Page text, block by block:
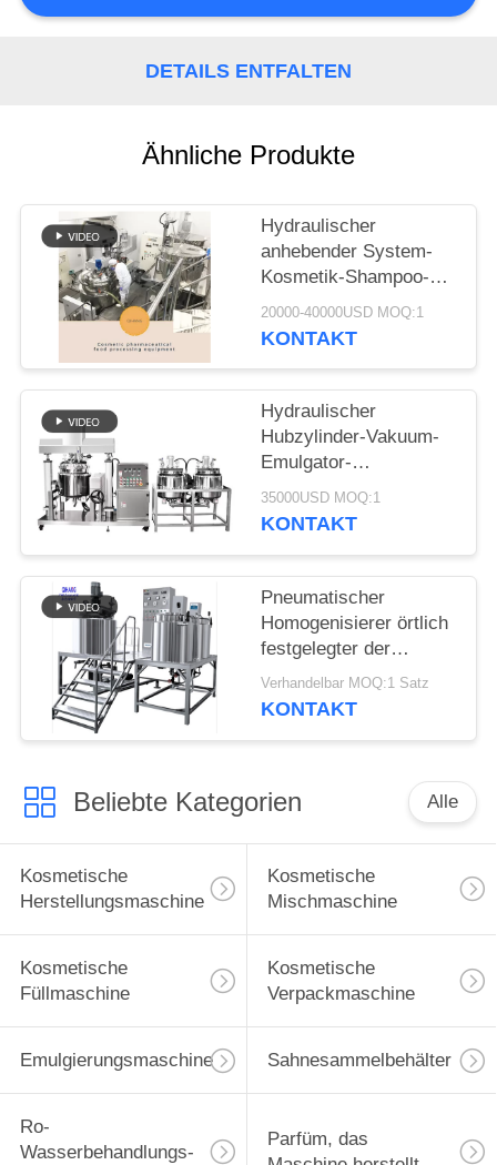
ZITAT
SITEMAP
PRIVACY
POLICY
DETAILS ENTFALTEN
Ähnliche Produkte
Hydraulischer
anhebender System-
Kosmetik-Shampoo-
Emulsionsmittel-
Homogenisierer-
20000-40000USD MOQ:1
KONTAKT
Hydraulischer
Hubzylinder-Vakuum-
Emulgator-
Homogenisator für
homogene Mischung
35000USD MOQ:1
KONTAKT
Pneumatischer
Homogenisierer örtlich
festgelegter der
Vakuumhomogenisierer-
Emulgierungsmaschine
Verhandelbar MOQ:1 Satz
KONTAKT
Beliebte Kategorien Alle
Kosmetische
Herstellungsmaschine
Kosmetische
Mischmaschine
Kosmetische
Füllmaschine
Kosmetische
Verpackmaschine
Emulgierungsmaschine Sahnesammelbehälter
Ro-
Wasserbehandlungs-
Parfüm, das